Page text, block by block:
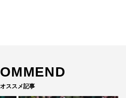
オススメ記事